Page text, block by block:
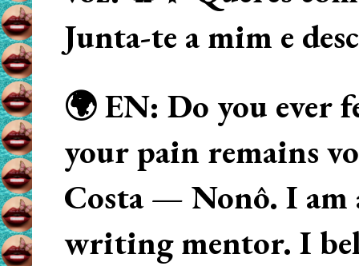
Junta-te a mim e
🌍 EN: Do you ever
your pain remains
Costa — Nonô. I am
writing mentor. I